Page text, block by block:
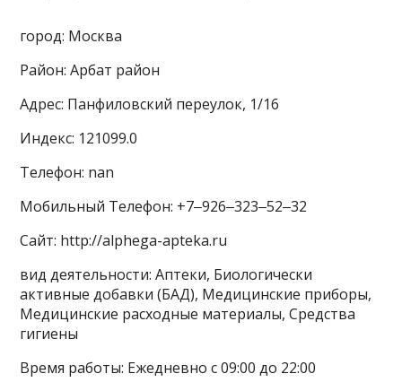
город: Москва
Район: Арбат район
Адрес: Панфиловский переулок, 1/16
Индекс: 121099.0
Телефон: nan
Мобильный Телефон: +7‒926‒323‒52‒32
Сайт: http://alphega-apteka.ru
вид деятельности: Аптеки, Биологически
активные добавки (БАД), Медицинские приборы,
Медицинские расходные материалы, Средства
гигиены
Время работы: Ежедневно с 09:00 до 22:00